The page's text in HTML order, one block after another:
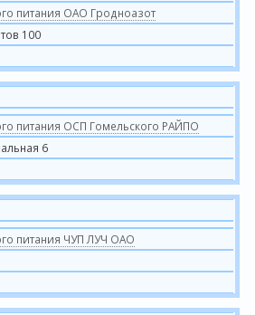
питания ОАО Гродноазот
100
питания ОСП Гомельского РАЙПО
6
питания ЧУП ЛУЧ ОАО